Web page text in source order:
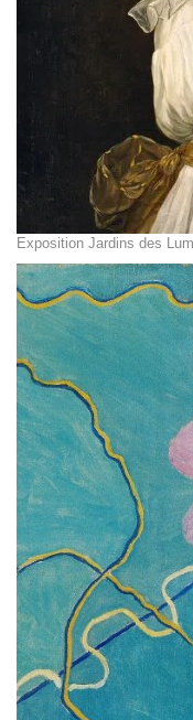
Exposition Jardins des